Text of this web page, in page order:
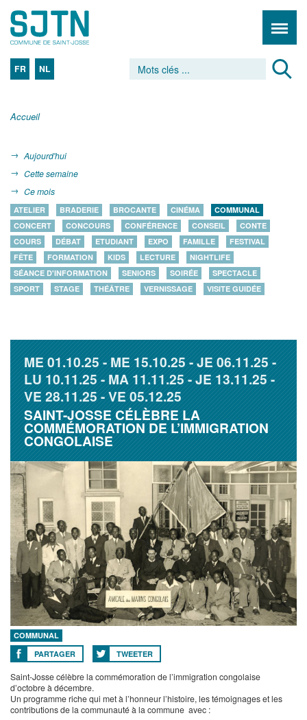
FR NL
Accueil
Aujourd'hui
Cette semaine
Ce mois
ATELIER BRADERIE BROCANTE CINÉMA
COMMUNAL
CONCERT
CONCOURS CONFÉRENCE CONSEIL
CONTE
COURS
DÉBAT ETUDIANT EXPO FAMILLE
FESTIVAL
FÊTE
FORMATION KIDS LECTURE
NIGHTLIFE
SÉANCE D'INFORMATION
SENIORS SOIRÉE
SPECTACLE
SPORT
STAGE THÉÂTRE VERNISSAGE VISITE GUIDÉE
ME01.10.25 ME15.10.25 JE06.11.25
LU10.11.25 MA11.11.25 JE13.11.25
VE28.11.25 VE05.12.25
SAINT-JOSSE CÉLÈBRE LA
COMMÉMORATION DE L’IMMIGRATION
CONGOLAISE
COMMUNAL
PARTAGER
TWEETER
Saint-Josse célèbre la commémoration de l’immigration congolaise
d’octobre à décembre.
Un programme riche qui met à l’honneur l’histoire, les témoignages et les
contributions de la communauté à la commune avec :